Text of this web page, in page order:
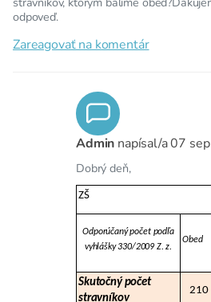
odpoveď.
Zareagovať na komentár
Admin napísal/a07
Dobrý deň,
ZŠ
Odporúčaný počet podľa
vyhlášky 330/2009 Z. z.
Obed
Skutočný počet
stravníkov
210